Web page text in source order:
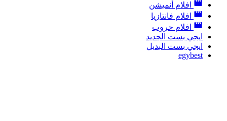
افلام أنميشن
افلام فانتازيا
افلام حروب
ايجي بست الجديد
ايجي بست البديل
egybest